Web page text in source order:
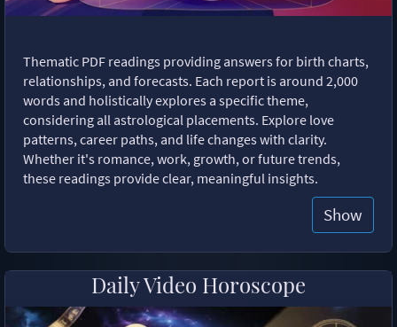
Thematic PDF readings providing answers for birth charts,
relationships, and forecasts. Each report is around 2,000
words and holistically explores a specific theme,
considering all astrological placements. Explore love
patterns, career paths, and life changes with clarity.
Whether it's romance, work, growth, or future trends,
these readings provide clear, meaningful insights.
Show
Daily Video Horoscope